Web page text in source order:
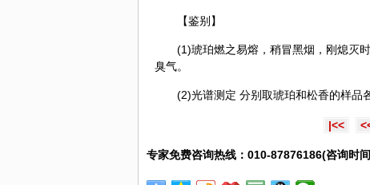
【鉴别】
(1)琥珀燃之易熔，稍冒黑烟，刚熄灭
臭气。
(2)光谱测定 分别取琥珀和松香的样品
|<<
专家免费咨询热线：010-87876186(咨询时